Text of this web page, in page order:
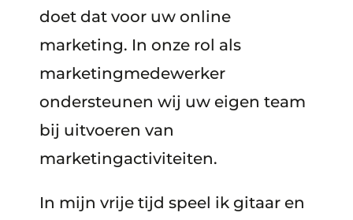
doet dat voor uw online
marketing. In onze rol als
marketingmedewerker
ondersteunen wij uw eigen team
bij uitvoeren van
marketingactiviteiten.
In mijn vrije tijd speel ik gitaar en